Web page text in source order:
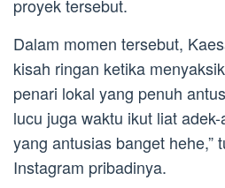
proyek tersebut.
Dalam momen tersebut,
kisah ringan ketika
penari lokal yang penuh
lucu juga waktu ikut liat
yang antusias banget hehe,”
Instagram pribadinya.